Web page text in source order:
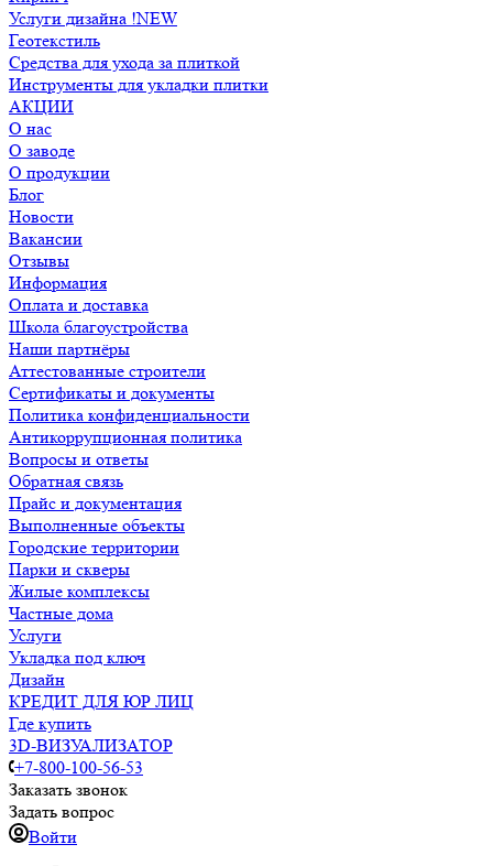
Услуги дизайна !NEW
Геотекстиль
Средства для ухода за плиткой
Инструменты для укладки плитки
АКЦИИ
О нас
О заводе
О продукции
Блог
Новости
Вакансии
Отзывы
Информация
Оплата и доставка
Школа благоустройства
Наши партнёры
Аттестованные строители
Сертификаты и документы
Политика конфиденциальности
Антикоррупционная политика
Вопросы и ответы
Обратная связь
Прайс и документация
Выполненные объекты
Городские территории
Парки и скверы
Жилые комплексы
Частные дома
Услуги
Укладка под ключ
Дизайн
КРЕДИТ ДЛЯ ЮР ЛИЦ
Где купить
3D-ВИЗУАЛИЗАТОР
+7-800-100-56-53
Заказать звонок
Задать вопрос
Войти